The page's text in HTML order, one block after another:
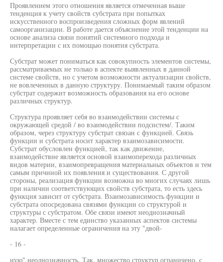
Проявлением этого отношения является отмеченная выше
тенденция к учету свойств субстрата при попытках
искусственного воспроизведения сложных форм явлений
самоорганизации. В работе дается объяснение этой тенденции на
основе анализа связи понятий системного подхода и
интерпретации с их помощью понятия субстрата.
Субстрат может пониматься как совокупность элементов системы,
рассматриваемых не только в аспекте выявленных в данной
системе свойств, но с учетом возможности актуализации свойств,
не вовлеченных в данную структуру. Понимаемый таким образом
субстрат содержит возможность образования на его основе
различных структур.
Структура проявляет себя во взаимодействии системы с
окружающей средой / во взаимодействии подсистем/. Таким
образом, через структуру субстрат связан с функцией. Связь
функции и субстрата носит характер взаимозависимости.
Субстрат обусловлен функцией, так как движение,
взаимодействие является основой взаимоперехода различных
видов материи, взаимопревращения материальных объектов и тем
самым причиной их появления и существования. С другой
стороны, реализация функции возможна во многих случаях лишь
при наличии соответствующих свойств субстрата, то есть здесь
функция зависит от субстрата. Взаимозависимость функции и
субстрата опосредована связями функции со структурой и
структуры с субстратом. Обе связи имеют неоднозначный
характер. Вместе с тем единство указанных аспектов системы
налагает определенные ограничения на эту "двой-
- 16 -
ную" неоднозначность. Так, множество структур ограничено, с